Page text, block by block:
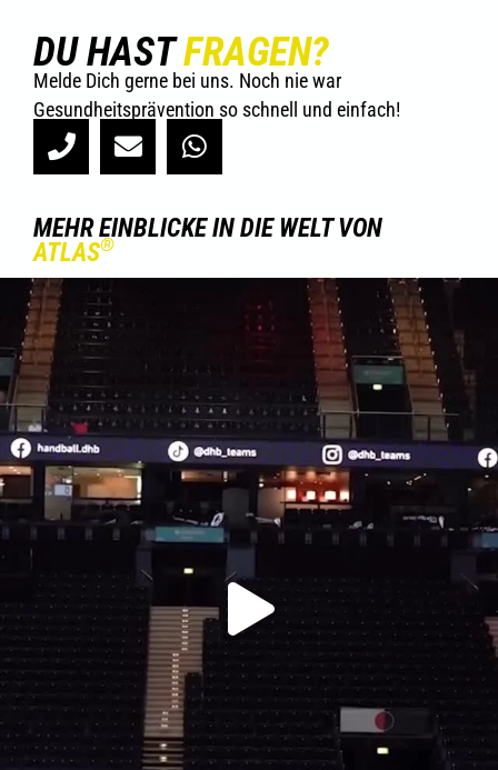
DU HASTFRAGEN?
Melde Dich gerne bei uns. Noch nie war
Gesundheitsprävention so schnell und einfach!
MEHR EINBLICKE IN DIE WELT VON
ATLAS®